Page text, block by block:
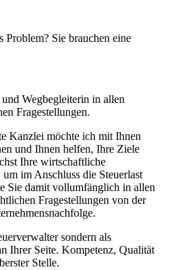
Problem? Sie brauchen eine
Wegbegleiterin in allen
Fragestellungen.
Kanzlei möchte ich mit Ihnen
und Ihnen helfen, Ihre Ziele
Ihre wirtschaftliche
im Anschluss die Steuerlast
Sie damit vollumfänglich in allen
Fragestellungen von der
sondern als
Ihrer Seite. Kompetenz, Qualität
Stelle.